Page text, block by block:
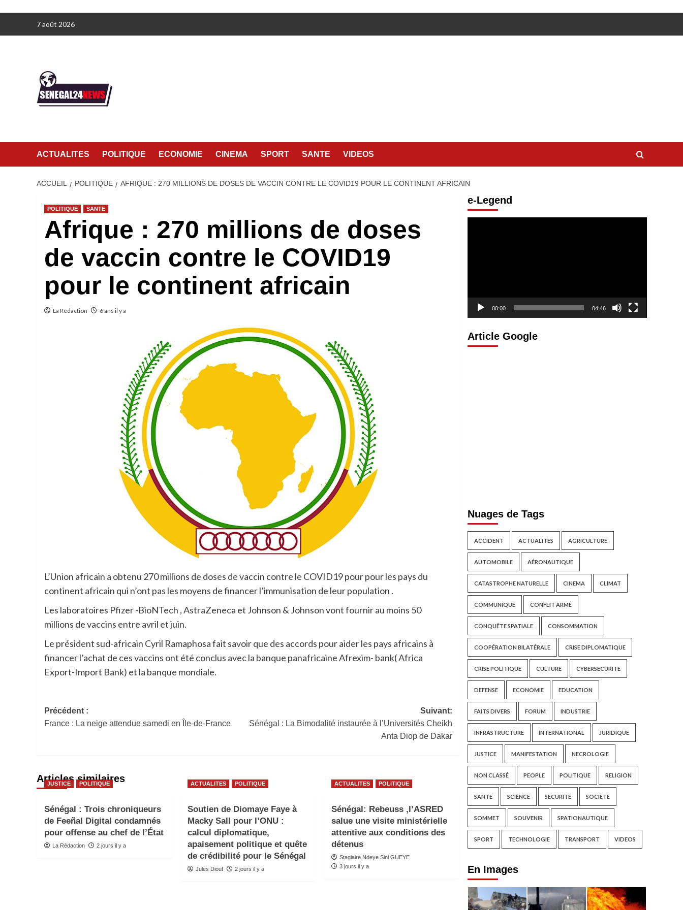
7 août 2026
ACTUALITES POLITIQUE ECONOMIE CINEMA SPORT SANTE VIDEOS
ACCUEIL POLITIQUE AFRIQUE : 270 MILLIONS DE DOSES DE VACCIN CONTRE LE COVID19 POUR LE CONTINENT AFRICAIN
POLITIQUE SANTE
Afrique : 270 millions de doses
de vaccin contre le COVID19
pour le continent africain
La Rédaction 6 ans il y a
L’Union africain a obtenu 270 millions de doses de vaccin contre le COVID19 pour pour les pays du
continent africain qui n’ont pas les moyens de financer l’immunisation de leur population .
Les laboratoires Pfizer -BioNTech , AstraZeneca et Johnson & Johnson vont fournir au moins 50
millions de vaccins entre avril et juin.
Le président sud-africain Cyril Ramaphosa fait savoir que des accords pour aider les pays africains à
financer l’achat de ces vaccins ont été conclus avec la banque panafricaine Afrexim- bank( Africa
Export-Import Bank) et la banque mondiale.
Navigation
d’article
Précédent :
France : La neige attendue samedi en Île-de-France
Suivant:
Sénégal : La Bimodalité instaurée à l’Universités Cheikh
Anta Diop de Dakar
Articles similaires
JUSTICE POLITIQUE
Sénégal : Trois chroniqueurs
de Feeñal Digital condamnés
pour offense au chef de l’État
La Rédaction 2 jours il y a
ACTUALITES POLITIQUE
Soutien de Diomaye Faye à
Macky Sall pour l’ONU :
calcul diplomatique,
apaisement politique et quête
de crédibilité pour le Sénégal
Jules Diouf 2 jours il y a
ACTUALITES POLITIQUE
Sénégal: Rebeuss ,l’ASRED
salue une visite ministérielle
attentive aux conditions des
détenus
Stagiaire Ndeye Sini GUEYE
3 jours il y a
e-Legend
00:00 04:46
Article Google
Nuages de Tags
ACCIDENT ACTUALITES AGRICULTURE
AUTOMOBILE AÉRONAUTIQUE
CATASTROPHE NATURELLE CINEMA CLIMAT
COMMUNIQUE CONFLIT ARMÉ
CONQUÊTE SPATIALE CONSOMMATION
COOPÉRATION BILATÉRALE CRISE DIPLOMATIQUE
CRISE POLITIQUE CULTURE CYBERSECURITE
DEFENSE ECONOMIE EDUCATION
FAITS DIVERS FORUM INDUSTRIE
INFRASTRUCTURE INTERNATIONAL JURIDIQUE
JUSTICE MANIFESTATION NECROLOGIE
NON CLASSÉ PEOPLE POLITIQUE RELIGION
SANTE SCIENCE SECURITE SOCIETE
SOMMET SOUVENIR SPATIONAUTIQUE
SPORT TECHNOLOGIE TRANSPORT VIDEOS
En Images